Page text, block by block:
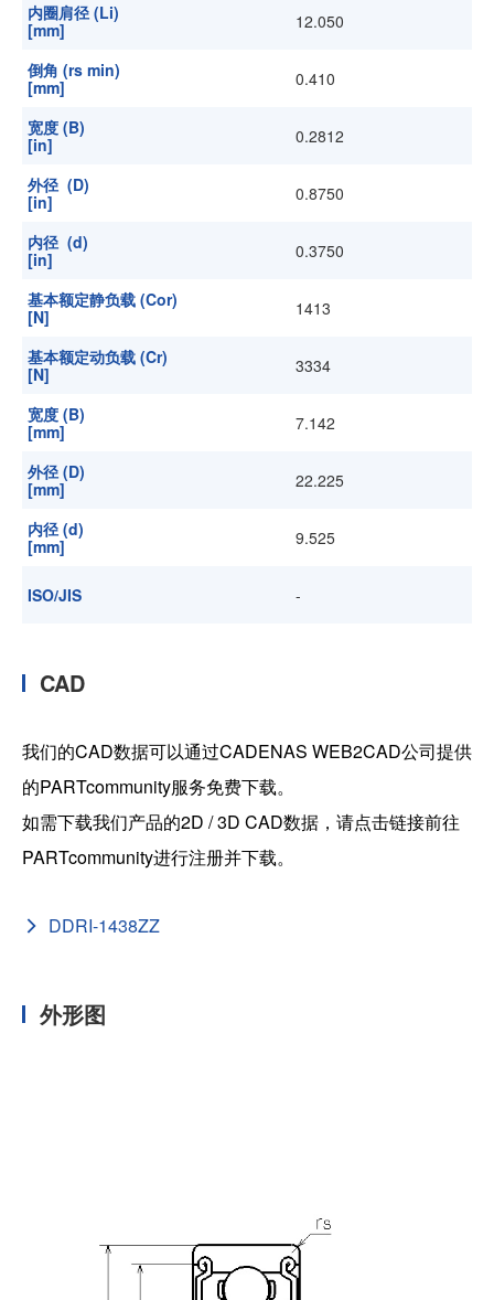
内圈肩径 (Li)
[mm]
12.050
倒角 (rs min)
[mm]
0.410
宽度 (B)
[in]
0.2812
外径 (D)
[in]
0.8750
内径 (d)
[in]
0.3750
基本额定静负载 (Cor)
[N]
1413
基本额定动负载 (Cr)
[N]
3334
宽度 (B)
[mm]
7.142
外径 (D)
[mm]
22.225
内径 (d)
[mm]
9.525
ISO/JIS -
CAD
我们的CAD数据可以通过CADENAS WEB2CAD公司提供
的PARTcommunity服务免费下载。
如需下载我们产品的2D / 3D CAD数据，请点击链接前往
PARTcommunity进行注册并下载。
DDRI-1438ZZ
外形图